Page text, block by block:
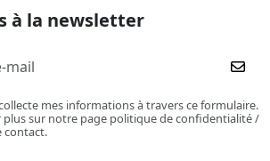
à la newsletter
mes informations à travers ce formulaire.
plus sur notre page politique de confidentialité /
contact.